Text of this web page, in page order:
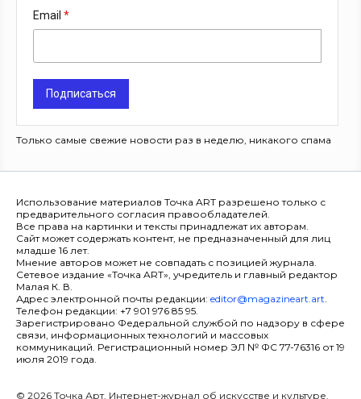
Email
Подписаться
Только самые свежие новости раз в неделю, никакого спама
Использование материалов Точка ART разрешено только с
предварительного согласия правообладателей.
Все права на картинки и тексты принадлежат их авторам.
Сайт может содержать контент, не предназначенный для лиц
младше 16 лет.
Мнение авторов может не совпадать с позицией журнала.
Сетевое издание «Точка ART», учредитель и главный редактор
Малая К. В.
Адрес электронной почты редакции: editor@magazineart.art.
Телефон редакции: +7 901 976 85 95.
Зарегистрировано Федеральной службой по надзору в сфере
связи, информационных технологий и массовых
коммуникаций. Регистрационный номер ЭЛ № ФС 77-76316 от 19
июля 2019 года.
© 2026 Точка Арт. Интернет-журнал об искусстве и культуре.